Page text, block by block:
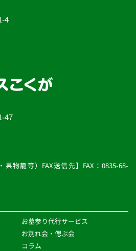
4
47
果物籠等）FAX送信先】FAX：0835-68-
お墓参り代行サービス
お別れ会・偲ぶ会
コラム